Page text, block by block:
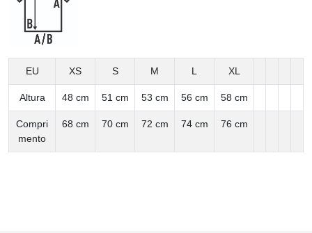
EU XS S M L XL
Altura 48 cm 51 cm 53 cm 56 cm 58 cm
Compri
mento
68 cm 70 cm 72 cm 74 cm 76 cm